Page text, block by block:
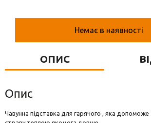
Фігурки та статуеткиНемає в наявності
ОПИС
Опис
Чавунна підставка для гарячого , яка